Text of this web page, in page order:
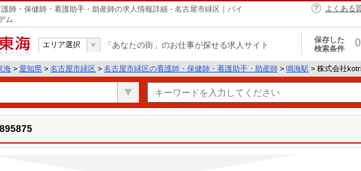
師・保健師・看護助手・助産師の求人情報詳細 - 名古屋市緑区｜バイ
ム
よくある
東海
エリア選択 「あなたの街」のお仕事が探せる求人サイト
保存した
検索条件
0
海 > 愛知県 > 名古屋市緑区 > 名古屋市緑区の看護師・保健師・看護助手・助産師 > 鳴海駅 > 株式会社